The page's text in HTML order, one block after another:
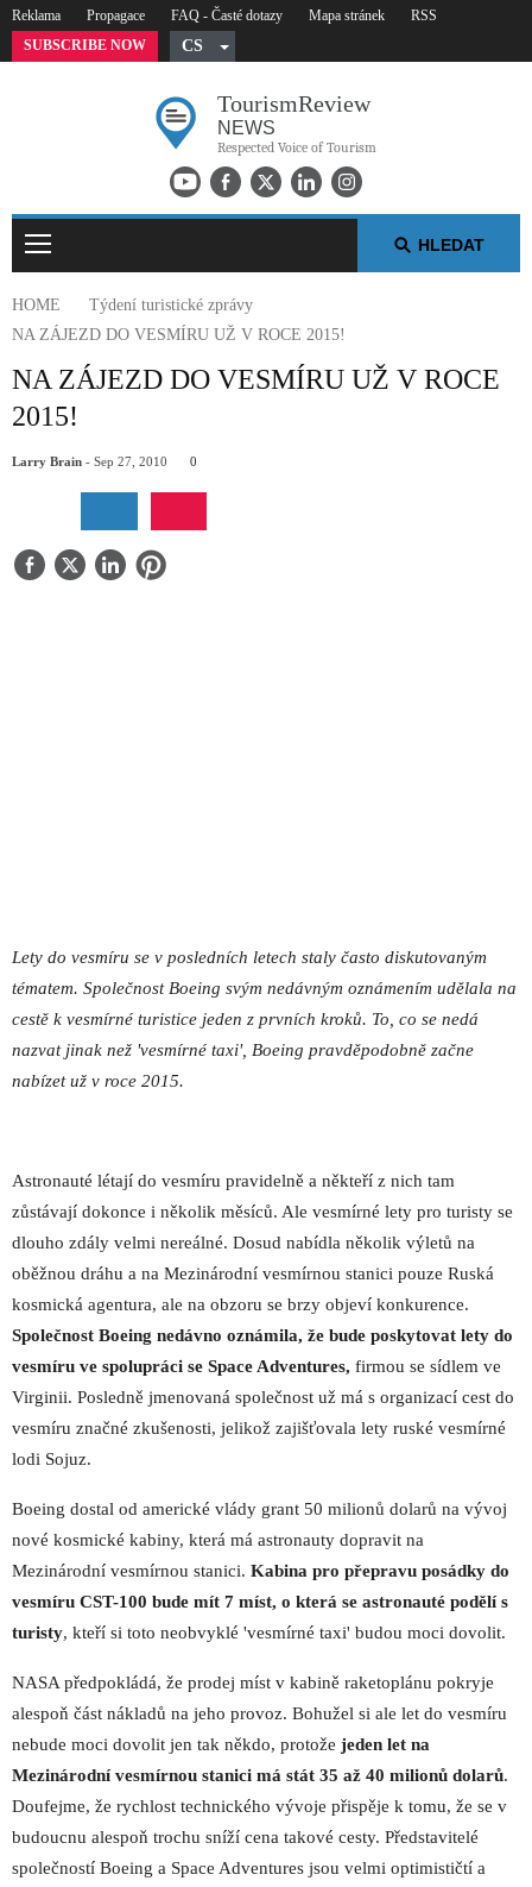
Reklama Propagace FAQ - Časté dotazy Mapa stránek RSS
CS
German
Russian
Polish
Arabic
Italian
SUBSCRIBE NOW
TourismReview
NEWS
Respected Voice of Tourism
TÝDENÍ TURISTICKÉ ZPRÁVY
NEJ V TURISMU
O NÁS
HLEDAT
HOME
Týdení turistické zprávy
NA ZÁJEZD DO VESMÍRU UŽ V ROCE 2015!
NA ZÁJEZD DO VESMÍRU UŽ V ROCE
2015!
Larry Brain - Sep 27, 2010 0
Lety do vesmíru se v posledních letech staly často diskutovaným
tématem. Společnost Boeing svým nedávným oznámením udělala na
cestě k vesmírné turistice jeden z prvních kroků. To, co se nedá
nazvat jinak než 'vesmírné taxi', Boeing pravděpodobně začne
nabízet už v roce 2015.
Astronauté létají do vesmíru pravidelně a někteří z nich tam
zůstávají dokonce i několik měsíců. Ale vesmírné lety pro turisty se
dlouho zdály velmi nereálné. Dosud nabídla několik výletů na
oběžnou dráhu a na Mezinárodní vesmírnou stanici pouze Ruská
kosmická agentura, ale na obzoru se brzy objeví konkurence.
Společnost Boeing nedávno oznámila, že bude poskytovat lety do
vesmíru ve spolupráci se Space Adventures, firmou se sídlem ve
Virginii. Posledně jmenovaná společnost už má s organizací cest do
vesmíru značné zkušenosti, jelikož zajišťovala lety ruské vesmírné
lodi Sojuz.
Boeing dostal od americké vlády grant 50 milionů dolarů na vývoj
nové kosmické kabiny, která má astronauty dopravit na
Mezinárodní vesmírnou stanici. Kabina pro přepravu posádky do
vesmíru CST-100 bude mít 7 míst, o která se astronauté podělí s
turisty, kteří si toto neobvyklé 'vesmírné taxi' budou moci dovolit.
NASA předpokládá, že prodej míst v kabině raketoplánu pokryje
alespoň část nákladů na jeho provoz. Bohužel si ale let do vesmíru
nebude moci dovolit jen tak někdo, protože jeden let na
Mezinárodní vesmírnou stanici má stát 35 až 40 milionů dolarů.
Doufejme, že rychlost technického vývoje přispěje k tomu, že se v
budoucnu alespoň trochu sníží cena takové cesty. Představitelé
společností Boeing a Space Adventures jsou velmi optimističtí a